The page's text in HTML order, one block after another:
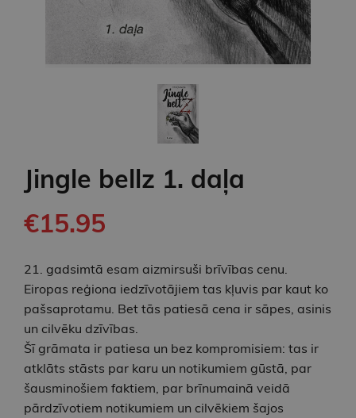
Jingle bellz 1. daļa
€15.95
21. gadsimtā esam aizmirsuši brīvības cenu.
Eiropas reģiona iedzīvotājiem tas kļuvis par kaut ko
pašsaprotamu. Bet tās patiesā cena ir sāpes, asinis
un cilvēku dzīvības.
Šī grāmata ir patiesa un bez kompromisiem: tas ir
atklāts stāsts par karu un notikumiem gūstā, par
šausminošiem faktiem, par brīnumainā veidā
pārdzīvotiem notikumiem un cilvēkiem šajos